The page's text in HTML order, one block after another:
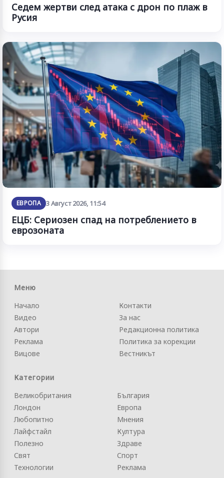
Седем жертви след атака с дрон по плаж в
Русия
ЕВРОПА 3 Август 2026, 11:54
ЕЦБ: Сериозен спад на потреблението в
еврозоната
Меню
Начало
Видео
Автори
Реклама
Вицове
Контакти
За нас
Редакционна политика
Политика за корекции
Вестникът
Категории
Великобритания
Лондон
Любопитно
Лайфстайл
Полезно
Свят
Технологии
България
Европа
Мнения
Култура
Здраве
Спорт
Реклама